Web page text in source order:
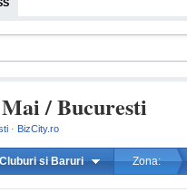
/ Bucuresti
· BizCity.ro
Cluburi si Baruri Zona: